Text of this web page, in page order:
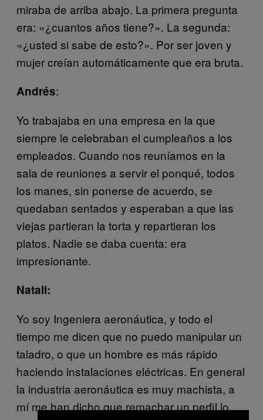
miraba de arriba abajo. La primera pregunta
era: «¿cuantos años tiene?». La segunda:
«¿usted si sabe de esto?». Por ser joven y
mujer creían automáticamente que era bruta.
Andrés:
Yo trabajaba en una empresa en la que
siempre le celebraban el cumpleaños a los
empleados. Cuando nos reuníamos en la
sala de reuniones a servir el ponqué, todos
los manes, sin ponerse de acuerdo, se
quedaban sentados y esperaban a que las
viejas partieran la torta y repartieran los
platos. Nadie se daba cuenta: era
impresionante.
Natali:
Yo soy Ingeniera aeronáutica, y todo el
tiempo me dicen que no puedo manipular un
taladro, o que un hombre es más rápido
haciendo instalaciones eléctricas. En general
la industria aeronáutica es muy machista, a
mí me han dicho que remachar un perfil lo